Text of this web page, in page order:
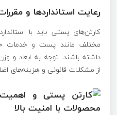
رعایت استانداردها و
کارتن‌های پستی باید با
مختلف مانند پست و خدمات
داشته باشند. توجه به ابعاد و
از مشکلات قانونی و هزینه‌های